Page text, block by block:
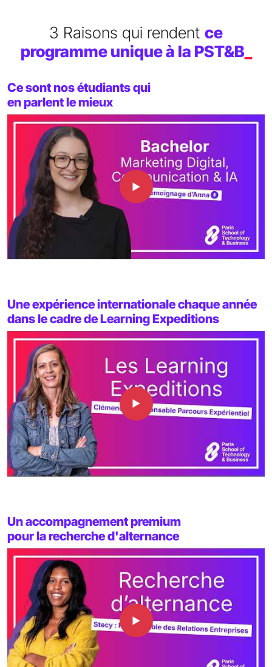
3 Raisons qui rendent ce
programme unique à la PST&B_
Ce sont nos étudiants qui
en parlent le mieux
Une expérience internationale chaque année
dans le cadre de Learning Expeditions
Un accompagnement premium
pour la recherche d'alternance